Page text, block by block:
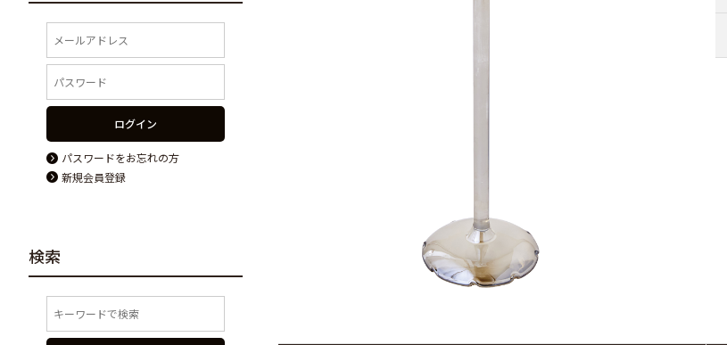
ログイン
パスワードをお忘れの方
新規会員登録
検索